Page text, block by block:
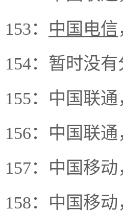
153： 中国电信
154：暂时没
155：中国联通
156：中国联通
157：中国移动
158：中国移动